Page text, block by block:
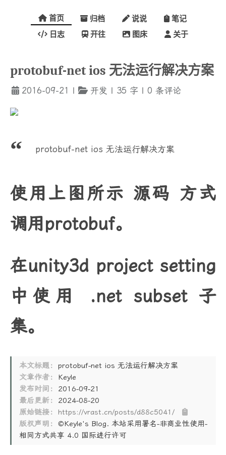
首页 归档 说说 笔记
日志 开往 图床 关于
protobuf-net ios 无法运行解决方案
2016-09-21 | 开发 | 35 字 | 0 条评论
protobuf-net ios 无法运行解决方案
使用上图所示 源码 方式
调用protobuf。
在unity3d project setting
中使用 .net subset 子
集。
本文标题：
protobuf-net ios 无法运行解决方案
文章作者：
Keyle
发布时间：
2016-09-21
最后更新：
2024-08-20
原始链接：
https://vrast.cn/posts/d88c5041/
版权声明：
©Keyle's Blog. 本站采用署名-非商业性使用-
相同方式共享 4.0 国际进行许可